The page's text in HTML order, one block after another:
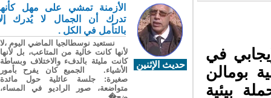
في
بومالن
السبت 25 أبريل 2026، حملة بيئية
حديث الإثنين
الأزمنة تمشي على مهل كأنها
تدرك أن الجمال لا يُدرك إلا
بالتأمل في الكل .
نستعيد نوسطالجيا الماضي اليوم ،لا
لأنها كانت خالية من المتاعب، بل لأنها
كانت مليئة بالدفء والاختلاف وبساطة
الأشياء. الجميع كان يفرح بأمور
صغيرة: جلسة عائلية حول مائدة
متواضعة، صور الراديو في المساء،